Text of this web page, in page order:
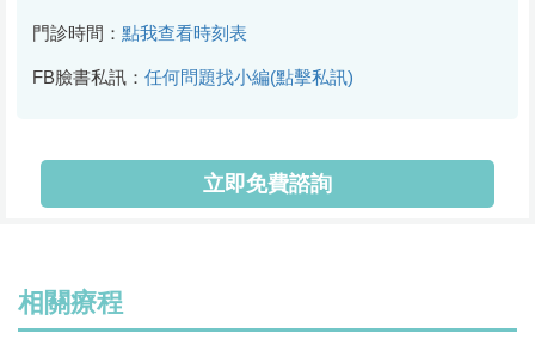
門診時間： 點我查看時刻表
FB臉書私訊： 任何問題找小編(點擊私訊)
立即免費諮詢
相關療程